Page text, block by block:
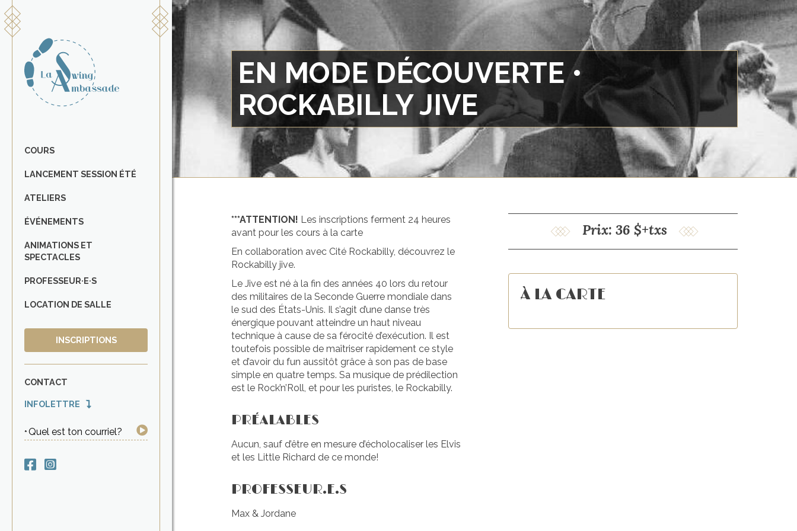
COURS
LANCEMENT SESSION ÉTÉ
ATELIERS
ÉVÉNEMENTS
ANIMATIONS ET
SPECTACLES
PROFESSEUR·E·S
LOCATION DE SALLE
INSCRIPTIONS
CONTACT
INFOLETTRE
Quel est ton courriel?
EN MODE DÉCOUVERTE •
ROCKABILLY JIVE
Prix: 36 $+txs
À LA CARTE
***ATTENTION! Les inscriptions ferment 24 heures
avant pour les cours à la carte
En collaboration avec Cité Rockabilly, découvrez le
Rockabilly jive.
Le Jive est né à la fin des années 40 lors du retour
des militaires de la Seconde Guerre mondiale dans
le sud des États-Unis. Il s’agit d’une danse très
énergique pouvant atteindre un haut niveau
technique à cause de sa férocité d’exécution. Il est
toutefois possible de maîtriser rapidement ce style
et d’avoir du fun aussitôt grâce à son pas de base
simple en quatre temps. Sa musique de prédilection
est le Rock’n’Roll, et pour les puristes, le Rockabilly.
PRÉALABLES
Aucun, sauf d’être en mesure d’écholocaliser les Elvis
et les Little Richard de ce monde!
PROFESSEUR.E.S
Max & Jordane